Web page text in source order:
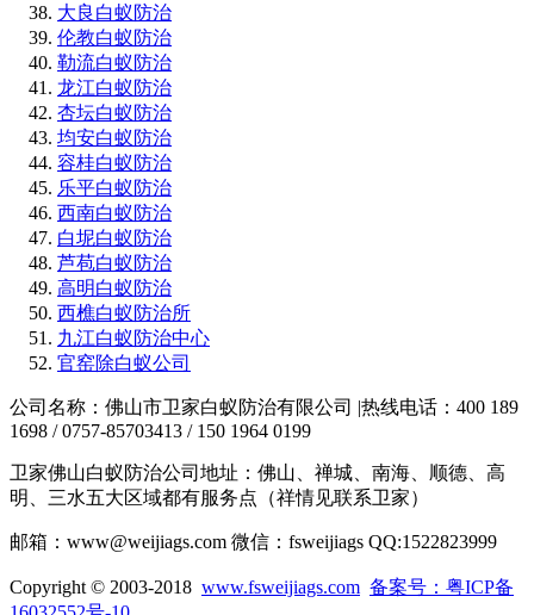
大良白蚁防治
伦教白蚁防治
勒流白蚁防治
龙江白蚁防治
杏坛白蚁防治
均安白蚁防治
容桂白蚁防治
乐平白蚁防治
西南白蚁防治
白坭白蚁防治
芦苞白蚁防治
高明白蚁防治
西樵白蚁防治所
九江白蚁防治中心
官窑除白蚁公司
公司名称：佛山市卫家白蚁防治有限公司 |热线电话：400 189
1698 / 0757-85703413 / 150 1964 0199
卫家佛山白蚁防治公司地址：佛山、禅城、南海、顺德、高
明、三水五大区域都有服务点（祥情见联系卫家）
邮箱：www@weijiags.com 微信：fsweijiags QQ:1522823999
Copyright © 2003-2018 www.fsweijiags.com 备案号：粤ICP备